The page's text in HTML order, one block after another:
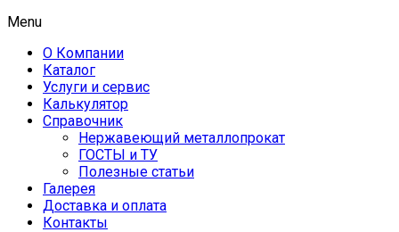
Menu
О Компании
Каталог
Услуги и сервис
Калькулятор
Справочник
Нержавеющий металлопрокат
ГОСТЫ и ТУ
Полезные статьи
Галерея
Доставка и оплата
Контакты